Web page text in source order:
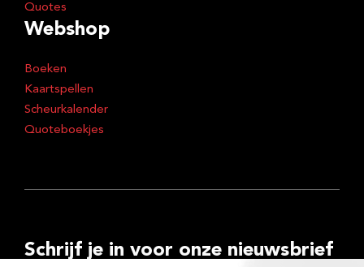
Quotes
Webshop
Boeken
Kaartspellen
Scheurkalender
Quoteboekjes
Schrijf je in voor onze nieuwsbrief